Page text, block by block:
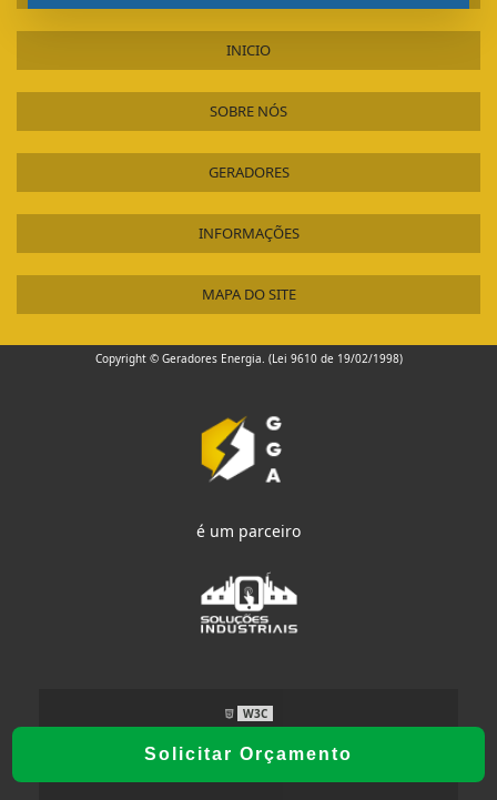
Solicitar Orçamento
INICIO
SOBRE NÓS
GERADORES
INFORMAÇÕES
MAPA DO SITE
Copyright © Geradores Energia. (Lei 9610 de 19/02/1998)
é um parceiro
W3C